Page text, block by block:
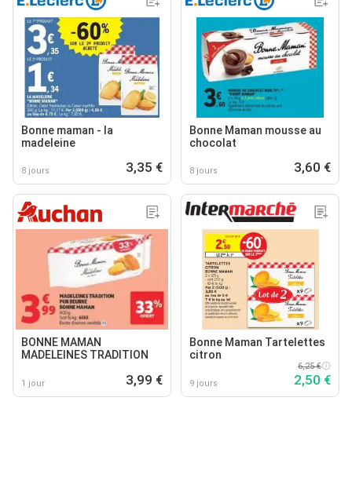
Bonne maman - la
madeleine
8 jours 3,35 €
Bonne Maman mousse au
chocolat
8 jours 3,60 €
BONNE MAMAN
MADELEINES TRADITION
1 jour 3,99 €
Bonne Maman Tartelettes
citron
9 jours
6,25 €
2,50 €